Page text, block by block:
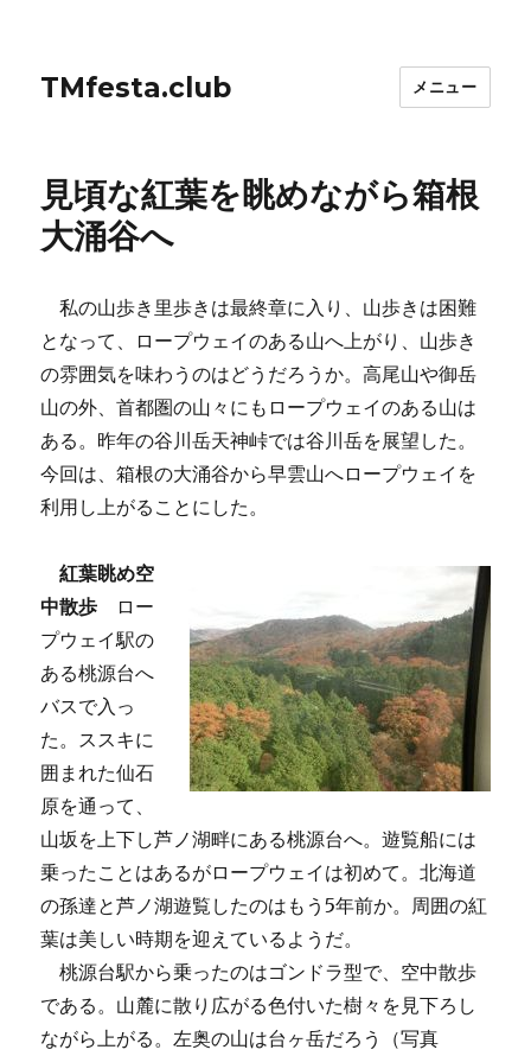
TMfesta.club メニュー
見頃な紅葉を眺めながら箱根
大涌谷へ
私の山歩き里歩きは最終章に入り、山歩きは困難
となって、ロープウェイのある山へ上がり、山歩き
の雰囲気を味わうのはどうだろうか。高尾山や御岳
山の外、首都圏の山々にもロープウェイのある山は
ある。昨年の谷川岳天神峠では谷川岳を展望した。
今回は、箱根の大涌谷から早雲山へロープウェイを
利用し上がることにした。
紅葉眺め空
中散歩 ロー
プウェイ駅の
ある桃源台へ
バスで入っ
た。ススキに
囲まれた仙石
原を通って、
山坂を上下し芦ノ湖畔にある桃源台へ。遊覧船には
乗ったことはあるがロープウェイは初めて。北海道
の孫達と芦ノ湖遊覧したのはもう5年前か。周囲の紅
葉は美しい時期を迎えているようだ。
桃源台駅から乗ったのはゴンドラ型で、空中散歩
である。山麓に散り広がる色付いた樹々を見下ろし
ながら上がる。左奥の山は台ヶ岳だろう（写真